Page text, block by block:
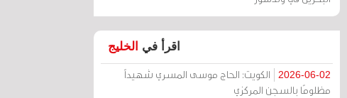
اقرأ في الخليج
2026-06-02
الكويت: الحاج موسى المسري شهيداً
مظلومًا بالسجن المركزي